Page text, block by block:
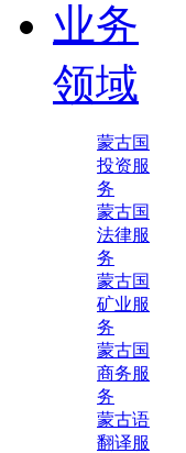
业务
领域
蒙古国
投资服
务
蒙古国
法律服
务
蒙古国
矿业服
务
蒙古国
商务服
务
蒙古语
翻译服